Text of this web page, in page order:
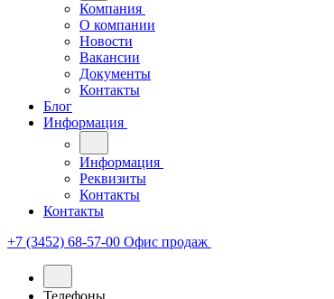
Компания
О компании
Новости
Вакансии
Документы
Контакты
Блог
Информация
Информация
Реквизиты
Контакты
Контакты
+7 (3452) 68-57-00 Офис продаж
Телефоны